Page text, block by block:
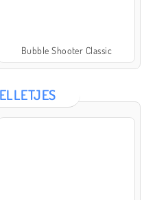
Bubble Shooter Classic